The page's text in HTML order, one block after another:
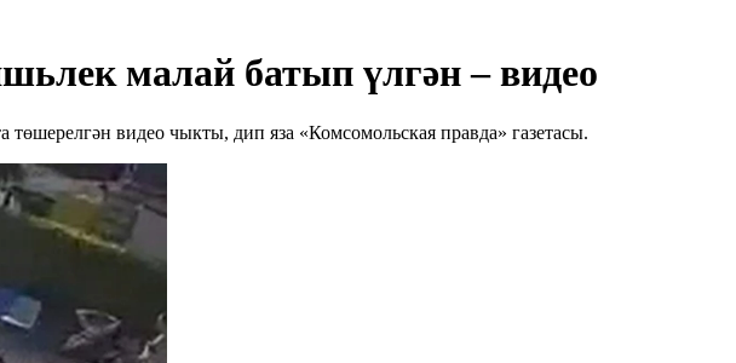
малай батып үлгән – видео
видео чыкты, дип яза «Комсомольская правда» газетасы.